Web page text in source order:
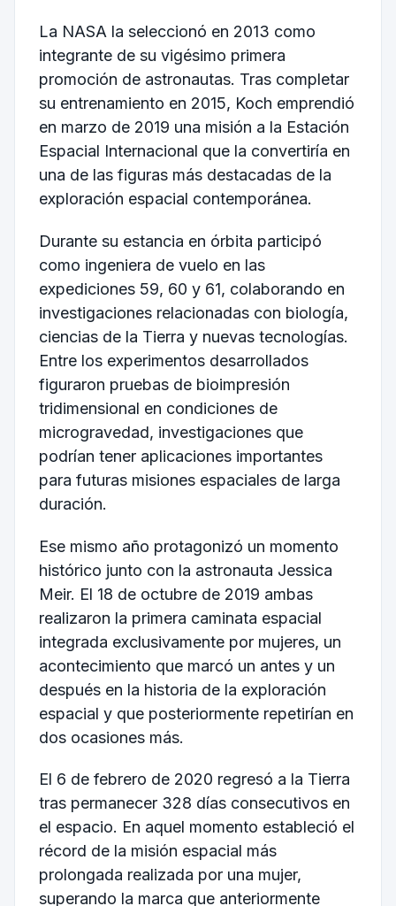
La NASA la seleccionó en 2013 como
integrante de su vigésimo primera
promoción de astronautas. Tras completar
su entrenamiento en 2015, Koch emprendió
en marzo de 2019 una misión a la Estación
Espacial Internacional que la convertiría en
una de las figuras más destacadas de la
exploración espacial contemporánea.
Durante su estancia en órbita participó
como ingeniera de vuelo en las
expediciones 59, 60 y 61, colaborando en
investigaciones relacionadas con biología,
ciencias de la Tierra y nuevas tecnologías.
Entre los experimentos desarrollados
figuraron pruebas de bioimpresión
tridimensional en condiciones de
microgravedad, investigaciones que
podrían tener aplicaciones importantes
para futuras misiones espaciales de larga
duración.
Ese mismo año protagonizó un momento
histórico junto con la astronauta Jessica
Meir. El 18 de octubre de 2019 ambas
realizaron la primera caminata espacial
integrada exclusivamente por mujeres, un
acontecimiento que marcó un antes y un
después en la historia de la exploración
espacial y que posteriormente repetirían en
dos ocasiones más.
El 6 de febrero de 2020 regresó a la Tierra
tras permanecer 328 días consecutivos en
el espacio. En aquel momento estableció el
récord de la misión espacial más
prolongada realizada por una mujer,
superando la marca que anteriormente